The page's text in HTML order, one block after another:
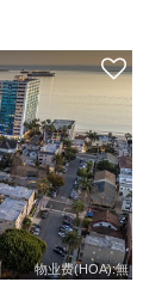
物业费(HOA):無